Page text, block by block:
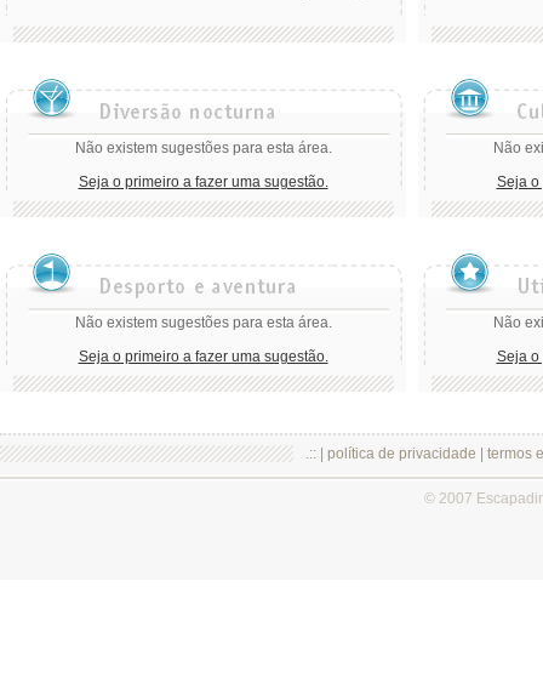
Não existem sugestões para esta área.
Seja o primeiro a fazer uma sugestão.
Não
Seja o
Não existem sugestões para esta área.
Seja o primeiro a fazer uma sugestão.
Não
Seja o
.:: | política de privacidade termos
© 2007